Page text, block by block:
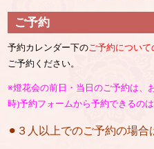
ご予約
予約カレンダー下のご予約につい
ご予約ください。
※燈花会の前日・当日のご予約は、
時)予約フォームから予約できるの
⚫︎３人以上でのご予約の場